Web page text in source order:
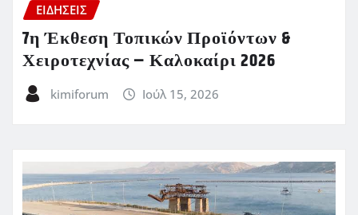
ΕΙΔΗΣΕΙΣ
7η Έκθεση Τοπικών Προϊόντων &
Χειροτεχνίας – Καλοκαίρι 2026
kimiforum Ιούλ 15, 2026